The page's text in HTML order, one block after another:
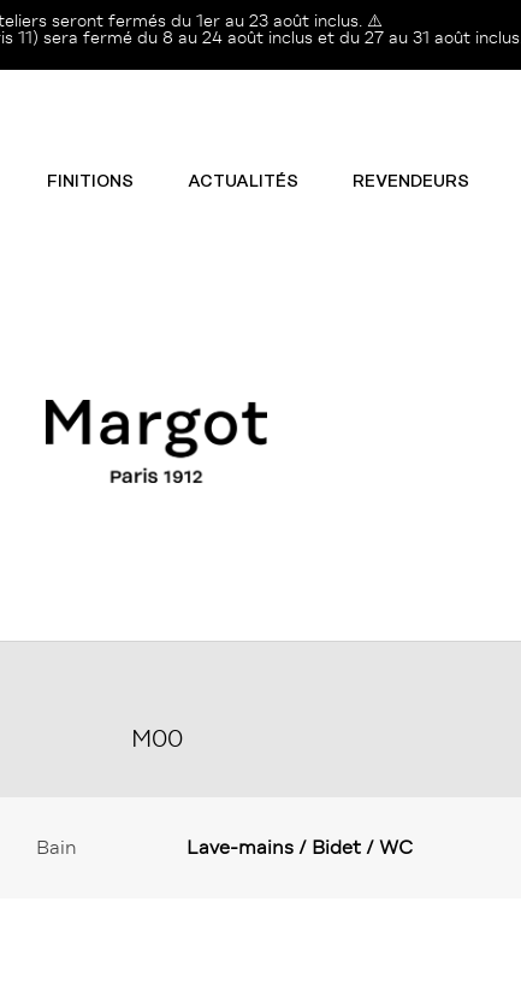
seront fermés du 1er au 23 août inclus. ⚠️
11) sera fermé du 8 au 24 août inclus et du 27 au 31 août inclus.
FINITIONS ACTUALITÉS REVENDEURS
M00
Bain Lave-mains / Bidet / WC